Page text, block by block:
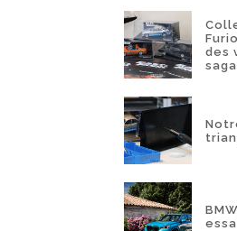
des
saga